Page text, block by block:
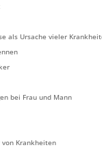
als Ursache vieler
bei Frau und Mann
Krankheiten